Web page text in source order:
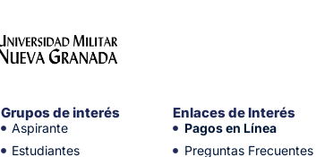
Grupos de interés
Aspirante
Estudiantes
Enlaces de Interés
Pagos en Línea
Preguntas Frecuentes